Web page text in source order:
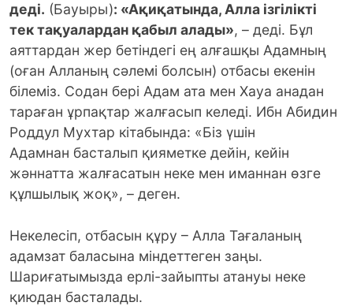
деді. (Бауыры): «Ақиқатында, Алла ізгілікті
тек тақуалардан қабыл алады», – деді. Бұл
аяттардан жер бетіндегі ең алғашқы Адамның
(оған Алланың сәлемі болсын) отбасы екенін
білеміз. Содан бері Адам ата мен Хауа анадан
тараған ұрпақтар жалғасып келеді. Ибн Абидин
Роддул Мухтар кітабында: «Біз үшін
Адамнан басталып қияметке дейін, кейін
жәннатта жалғасатын неке мен иманнан өзге
құлшылық жоқ», – деген.
Некелесіп, отбасын құру – Алла Тағаланың
адамзат баласына міндеттеген заңы.
Шариғатымызда ерлі-зайыпты атануы неке
қиюдан басталады.